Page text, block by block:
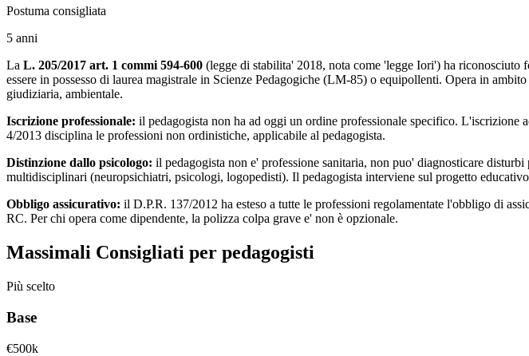
Postuma consigliata
5 anni
La L. 205/2017 art. 1 commi 594-600 (legge di stabilita' 2018, nota come 'legge Iori') ha riconosciuto
essere in possesso di laurea magistrale in Scienze Pedagogiche (LM-85) o equipollenti. Opera in
giudiziaria, ambientale.
Iscrizione professionale: il pedagogista non ha ad oggi un ordine professionale specifico.
4/2013 disciplina le professioni non ordinistiche, applicabile al pedagogista.
Distinzione dallo psicologo: il pedagogista non e' professione sanitaria, non puo' diagnosticare
multidisciplinari (neuropsichiatri, psicologi, logopedisti). Il pedagogista interviene sul progetto
Obbligo assicurativo: il D.P.R. 137/2012 ha esteso a tutte le professioni regolamentate l'obbligo di
RC. Per chi opera come dipendente, la polizza colpa grave e' non è opzionale.
Massimali Consigliati per pedagogisti
Più scelto
Base
€500k